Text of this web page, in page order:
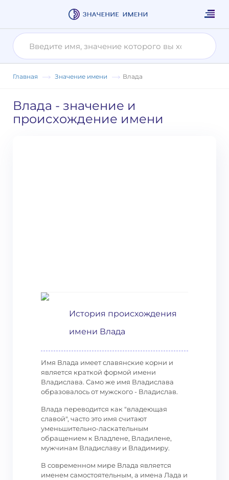
Главная Значение имени Влада
Влада - значение и
происхождение имени
История происхождения
имени Влада
Имя Влада имеет славянские корни и
является краткой формой имени
Владислава. Само же имя Владислава
образовалось от мужского - Владислав.
Влада переводится как "владеющая
славой", часто это имя считают
уменьшительно-ласкательным
обращением к Владлене, Владилене,
мужчинам Владиславу и Владимиру.
В современном мире Влада является
именем самостоятельным, а имена Лада и